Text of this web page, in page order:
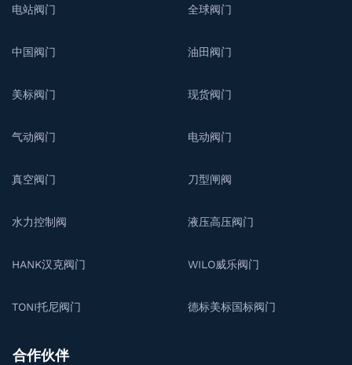
电站阀门 全球阀门
中国阀门 油田阀门
美标阀门 现货阀门
气动阀门 电动阀门
真空阀门 刀型闸阀
水力控制阀 液压高压阀门
HANK汉克阀门 WILO威乐阀门
TONI托尼阀门 德标美标国标阀门
合作伙伴